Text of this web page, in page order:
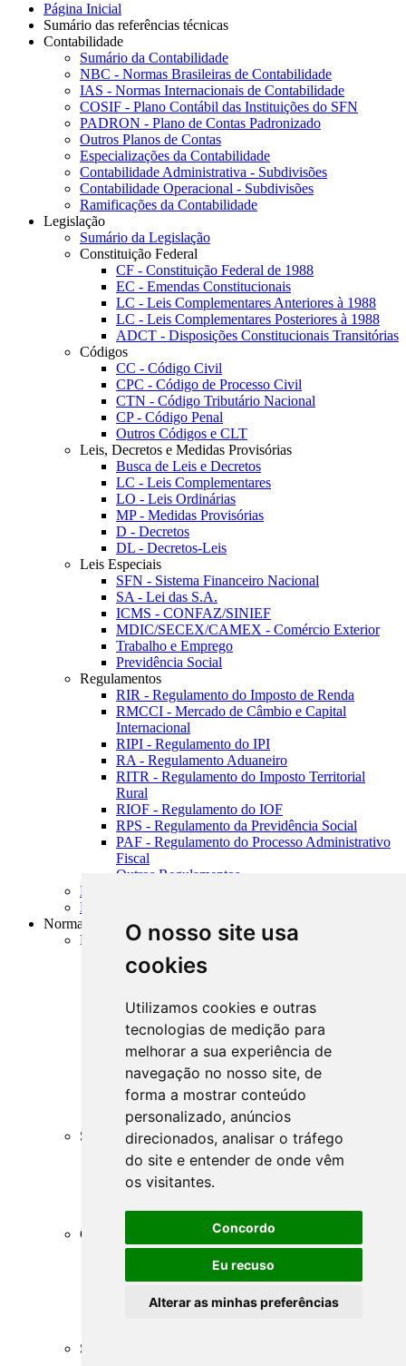
O nosso site usa
cookies
Utilizamos cookies e outras
tecnologias de medição para
melhorar a sua experiência de
navegação no nosso site, de
forma a mostrar conteúdo
personalizado, anúncios
direcionados, analisar o tráfego
do site e entender de onde vêm
os visitantes.
Concordo
Eu recuso
Alterar as minhas preferências
Página Inicial
Sumário das referências técnicas
Contabilidade
Sumário da Contabilidade
NBC - Normas Brasileiras de Contabilidade
IAS - Normas Internacionais de Contabilidade
COSIF - Plano Contábil das Instituições do SFN
PADRON - Plano de Contas Padronizado
Outros Planos de Contas
Especializações da Contabilidade
Contabilidade Administrativa - Subdivisões
Contabilidade Operacional - Subdivisões
Ramificações da Contabilidade
Legislação
Sumário da Legislação
Constituição Federal
CF - Constituição Federal de 1988
EC - Emendas Constitucionais
LC - Leis Complementares Anteriores à 1988
LC - Leis Complementares Posteriores à 1988
ADCT - Disposições Constitucionais Transitórias
Códigos
CC - Código Civil
CPC - Código de Processo Civil
CTN - Código Tributário Nacional
CP - Código Penal
Outros Códigos e CLT
Leis, Decretos e Medidas Provisórias
Busca de Leis e Decretos
LC - Leis Complementares
LO - Leis Ordinárias
MP - Medidas Provisórias
D - Decretos
DL - Decretos-Leis
Leis Especiais
SFN - Sistema Financeiro Nacional
SA - Lei das S.A.
ICMS - CONFAZ/SINIEF
MDIC/SECEX/CAMEX - Comércio Exterior
Trabalho e Emprego
Previdência Social
Regulamentos
RIR - Regulamento do Imposto de Renda
RMCCI - Mercado de Câmbio e Capital
Internacional
RIPI - Regulamento do IPI
RA - Regulamento Aduaneiro
RITR - Regulamento do Imposto Territorial
Rural
RIOF - Regulamento do IOF
RPS - Regulamento da Previdência Social
PAF - Regulamento do Processo Administrativo
Fiscal
Outros Regulamentos
Estatutos
Resenhas Diárias Governamentais
Normas
BCB - Banco Central do Brasil
SFN - Sistema Financeiro Nacional
Resoluções do CMN
Comunicados Conjuntos
Circulares do BCB
Resoluções do BCB
Resoluções conjuntas
Cartas-Circulares do BCB
Instruções Normativas do BCB
Instruções Normativas Conjuntas
Manuais Auxiliares do BCB e Cosif-e
SRF - Secretaria da Receita Federal
RIR - Regulamento do Imposto de Renda
RFB - Instruções Normativas
RFB - Pareceres Normativos
MF - Portarias do Ministério da Fazenda
CVM - Comissão de Valores Mobiliários
Sumário sobre CVM
Notas Explicativas CVM
Deliberações CVM
SUSEP - Superintendência de Seguros Privados